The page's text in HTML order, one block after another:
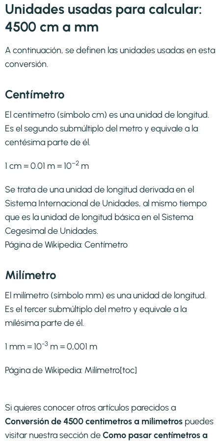
Unidades usadas para calcular:
4500 cm a mm
A continuación, se definen las unidades usadas en esta
conversión.
Centímetro
El centímetro (símbolo cm) es una unidad de longitud.
Es el segundo submúltiplo del metro y equivale a la
centésima parte de él.
1 cm = 0.01 m = 10−2 m
Se trata de una unidad de longitud derivada en el
Sistema Internacional de Unidades, al mismo tiempo
que es la unidad de longitud básica en el Sistema
Cegesimal de Unidades.
Página de Wikipedia: Centímetro
Milímetro
El milímetro (símbolo mm) es una unidad de longitud.
Es el tercer submúltiplo del metro y equivale a la
milésima parte de él.
1 mm = 10-3 m = 0,001 m
Página de Wikipedia: Milímetro[toc]
Si quieres conocer otros artículos parecidos a
Conversión de 4500 centimetros a milimetros puedes
visitar nuestra sección deComo pasar centímetros a